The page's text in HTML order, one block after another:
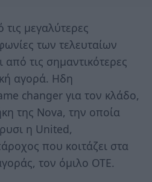
τις μεγαλύτερες
των τελευταίων
τις σημαντικότερες
αγορά. Ηδη
changer για τον κλάδο,
της Νova, την οποία
η United,
που κοιτάζει στα
τον όμιλο OTE.